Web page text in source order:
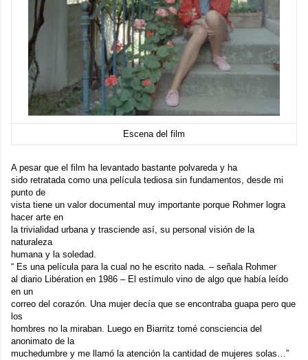
Escena del film
A pesar que el film ha levantado bastante polvareda y ha
sido retratada como una película tediosa sin fundamentos, desde mi
punto de
vista tiene un valor documental muy importante porque Rohmer logra
hacer arte en
la trivialidad urbana y trasciende así, su personal visión de la
naturaleza
humana y la soledad.
“ Es una película para la cual no he escrito nada. – señala Rohmer
al diario Libération en 1986 – El estímulo vino de algo que había leído
en un
correo del corazón. Una mujer decía que se encontraba guapa pero que
los
hombres no la miraban. Luego en Biarritz tomé consciencia del
anonimato de la
muchedumbre y me llamó la atención la cantidad de mujeres solas…”